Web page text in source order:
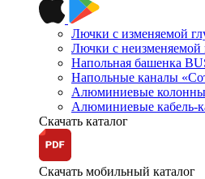
Лючки с изменяемой
Лючки с неизменяемой
Напольная башенка
Напольные каналы
Алюминиевые
Алюминиевые кабель-
Скачать каталог
Скачать мобильный каталог